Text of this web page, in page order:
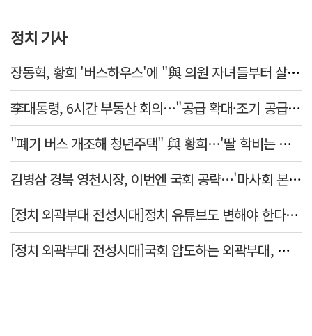
정치 기사
장동혁, 황희 '버스하우스'에 "與 의원 자녀들부터 살아보면 어떨까?"
李대통령, 6시간 부동산 회의…"공급 확대·조기 공급 과감히 실천"
"폐기 버스 개조해 청년주택" 與 황희…'딸 학비는 年 4200만원'
김병삼 경북 영천시장, 이번엔 국회 공략…'마사회 본사 이전·광역교통망 확충' 요청
[정치 외곽부대 전성시대]정치 유튜브도 변해야 한다 "화합과 존중"
[정치 외곽부대 전성시대]국회 압도하는 외곽부대, 목소리 왜 커지나?